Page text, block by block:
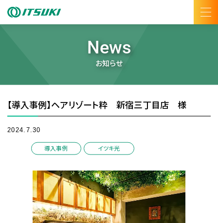
News
お知らせ
【導入事例】ヘアリゾート粋 新宿三丁目店 様
2024.7.30
導入事例 / イツキ光